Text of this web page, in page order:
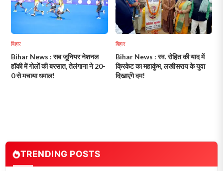
बिहार
Bihar News : सब जूनियर नेशनल
हॉकी में गोलों की बरसात, तेलंगाना ने 20-
0 से मचाया धमाल!
बिहार
Bihar News : स्व. रोहित की याद में
क्रिकेट का महाकुंभ, लखीसराय के युवा
दिखाएंगे दम!
TRENDING POSTS